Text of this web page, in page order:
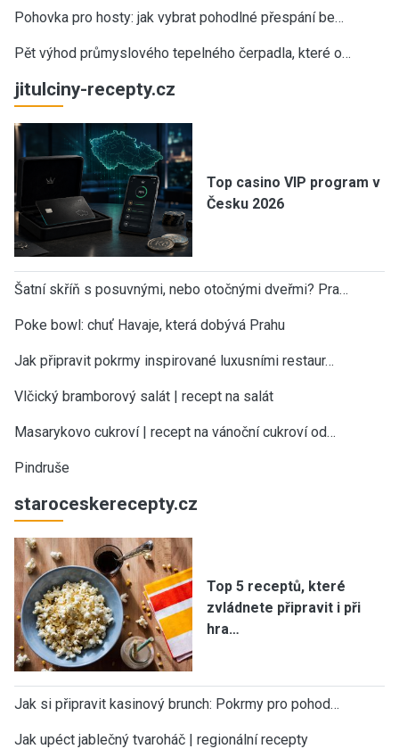
Pohovka pro hosty: jak vybrat pohodlné přespání be…
Pět výhod průmyslového tepelného čerpadla, které o…
jitulciny-recepty.cz
Top casino VIP program v
Česku 2026
Šatní skříň s posuvnými, nebo otočnými dveřmi? Pra…
Poke bowl: chuť Havaje, která dobývá Prahu
Jak připravit pokrmy inspirované luxusními restaur…
Vlčický bramborový salát | recept na salát
Masarykovo cukroví | recept na vánoční cukroví od…
Pindruše
staroceskerecepty.cz
Top 5 receptů, které
zvládnete připravit i při
hra…
Jak si připravit kasinový brunch: Pokrmy pro pohod…
Jak upéct jablečný tvaroháč | regionální recepty